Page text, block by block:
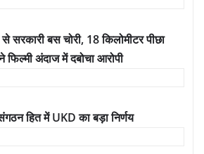
सरकारी बस चोरी, 18 किलोमीटर पीछा
अंदाज में दबोचा आरोपी
हित में UKD का बड़ा निर्णय